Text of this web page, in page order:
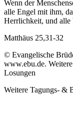
Wenn der
alle Engel mit ihm,
Herrlichkeit, und alle
Matthäus 25,31-32
© Evangelische
www.ebu.de.
Losungen
Weitere Tagungs- &